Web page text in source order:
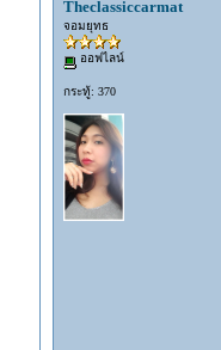
Theclassiccarmat
จอมยุทธ
ออฟไลน์
กระทู้: 370